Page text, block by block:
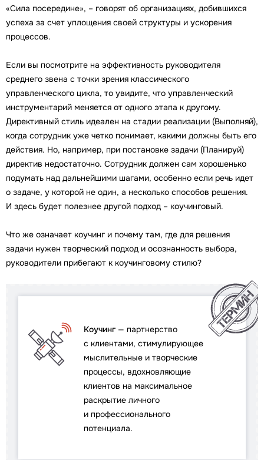
«Сила посередине», – говорят об организациях, добившихся
успеха за счет уплощения своей структуры и ускорения
процессов.
Если вы посмотрите на эффективность руководителя
среднего звена с точки зрения классического
управленческого цикла, то увидите, что управленческий
инструментарий меняется от одного этапа к другому.
Директивный стиль идеален на стадии реализации (Выполняй),
когда сотрудник уже четко понимает, какими должны быть его
действия. Но, например, при постановке задачи (Планируй)
директив недостаточно. Сотрудник должен сам хорошенько
подумать над дальнейшими шагами, особенно если речь идет
о задаче, у которой не один, а несколько способов решения.
И здесь будет полезнее другой подход – коучинговый.
Что же означает коучинг и почему там, где для решения
задачи нужен творческий подход и осознанность выбора,
руководители прибегают к коучинговому стилю?
Коучинг — партнерство
с клиентами, стимулирующее
мыслительные и творческие
процессы, вдохновляющие
клиентов на максимальное
раскрытие личного
и профессионального
потенциала.